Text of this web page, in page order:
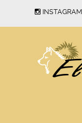
INSTAGRAM